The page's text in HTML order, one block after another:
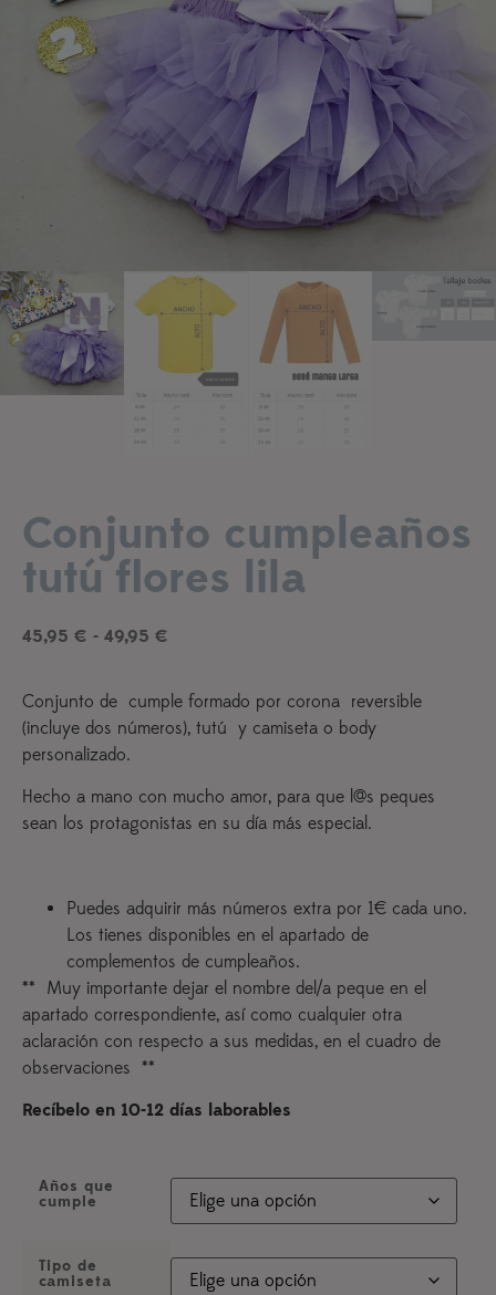
Añadir a lista de deseos
Conjunto cumpleaños
tutú flores lila
45,95 € - 49,95 €
Conjunto de cumple formado por corona reversible
(incluye dos números), tutú y camiseta o body
personalizado.
Hecho a mano con mucho amor, para que l@s peques
sean los protagonistas en su día más especial.
Puedes adquirir más números extra por 1€ cada uno.
Los tienes disponibles en el apartado de
complementos de cumpleaños.
** Muy importante dejar el nombre del/a peque en el
apartado correspondiente, así como cualquier otra
aclaración con respecto a sus medidas, en el cuadro de
observaciones **
Recíbelo en 10-12 días laborables
Años que
cumple
Tipo de
camiseta